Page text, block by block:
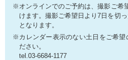
※オンラインでのご予約は、撮影ご希
けます。撮影ご希望日より7日を切
となります。
※カレンダー表示のない土日をご希望
ださい。
tel.03-6684-1177